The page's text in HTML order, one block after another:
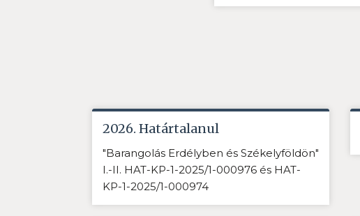
2026. Határtalanul
"Barangolás Erdélyben és Székelyföldön"
I.-II. HAT-KP-1-2025/1-000976 és HAT-
KP-1-2025/1-000974